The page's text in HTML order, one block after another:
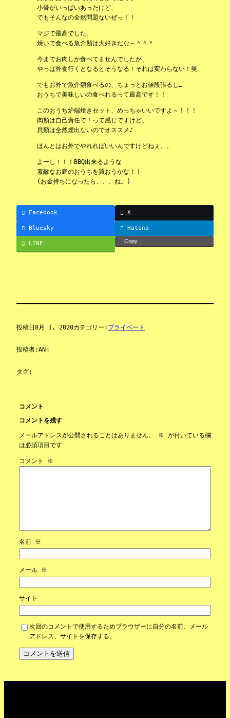
小骨がいっぱいあったけど、
でもそんなの全然問題ないぜっ！！
マジで最高でした。
焼いて食べる魚介類は大好きだな～＾＾＊
今までお肉しか食べてませんでしたが、
やっぱ外食行くとなるとそうなる！それは変わらない！笑
でもお外で魚介類食べるの、ちょっとお値段張るし…
おうちで美味しいの食べれるって最高です！！
このおうち炉端焼きセット、めっちゃいいですよ～！！！
肉類は自己責任で！って感じですけど、
貝類は全然煙出ないのでオススメ♪
ほんとはお外でやれればいいんですけどねぇ。。
よーし！！！BBQ出来るような
素敵なお庭のおうちを買おうかな！！
(お金持ちになったら、、、ね。)
Facebook X
Bluesky Hatena
LINE Copy
投稿日 8月 1, 2020カテゴリー: プライベート
投稿者:AN☆
タグ:
コメント
コメントを残す
メールアドレスが公開されることはありません。 ※ が付いている欄
は必須項目です
コメント ※
名前 ※
メール ※
サイト
次回のコメントで使用するためブラウザーに自分の名前、メール
アドレス、サイトを保存する。